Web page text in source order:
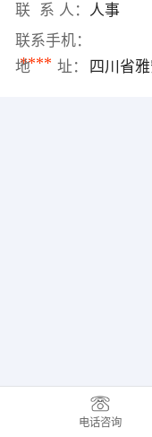
联 系 人： 人事
联系手机：
****
地 址： 四川省
电话咨询